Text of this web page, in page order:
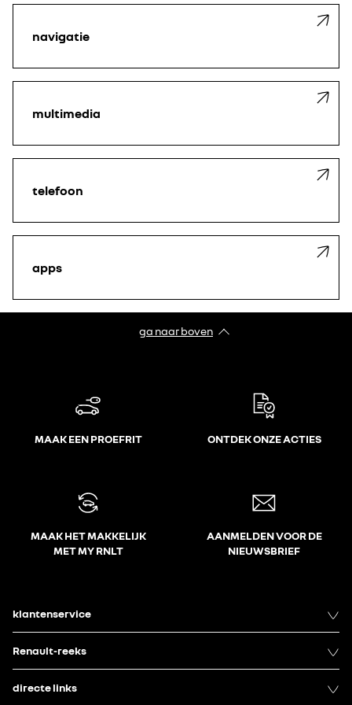
Terug naar de startscherm.
contact opnemen
navigatie
multimedia
telefoon
apps
ga naar boven
MAAK EEN PROEFRIT ONTDEK ONZE ACTIES
MAAK HET MAKKELIJK
MET MY RNLT
AANMELDEN VOOR DE
NIEUWSBRIEF
klantenservice
Renault-reeks
directe links